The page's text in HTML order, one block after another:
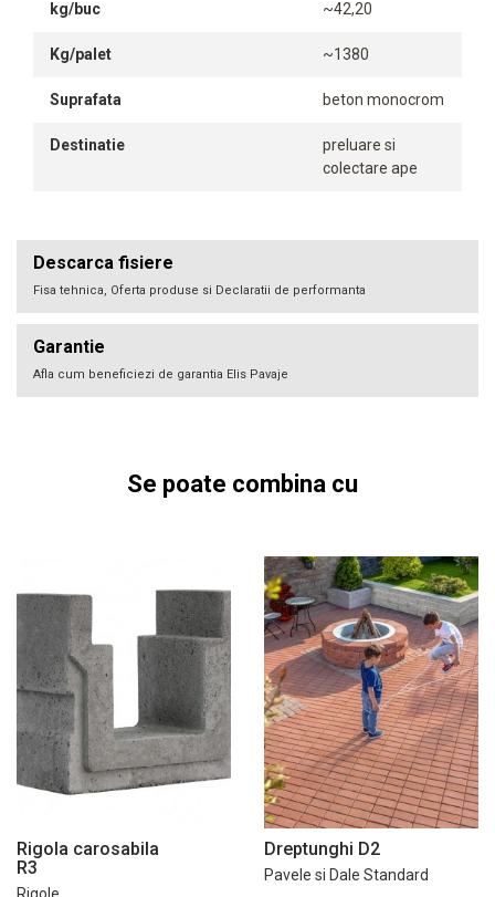
kg/buc ~42,20
Kg/palet ~1380
Suprafata beton monocrom
Destinatie
preluare si
colectare ape
Descarca fisiere
Fisa tehnica, Oferta produse si Declaratii de performanta
Garantie
Afla cum beneficiezi de garantia Elis Pavaje
Se poate combina cu
Rigola carosabila
R3
Dreptunghi D2
Pavele si Dale Standard